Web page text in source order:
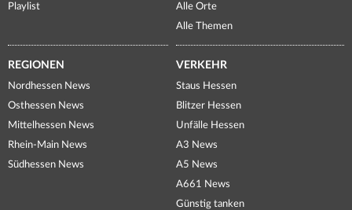
Playlist
Alle Orte
Alle Themen
REGIONEN
Nordhessen News
Osthessen News
Mittelhessen News
Rhein-Main News
Südhessen News
VERKEHR
Staus Hessen
Blitzer Hessen
Unfälle Hessen
A3 News
A5 News
A661 News
Günstig tanken